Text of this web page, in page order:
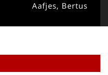
Aafjes, Bertus